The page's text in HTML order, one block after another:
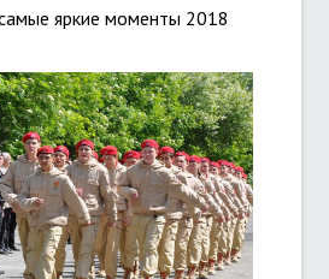
яркие моменты 2018